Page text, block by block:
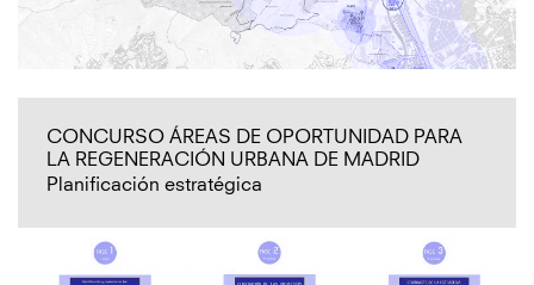
CONCURSO ÁREAS DE OPORTUNIDAD PARA
LA REGENERACIÓN URBANA DE MADRID
Planificación estratégica